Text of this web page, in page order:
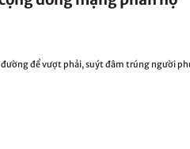
để vượt phải, suýt đâm trúng người